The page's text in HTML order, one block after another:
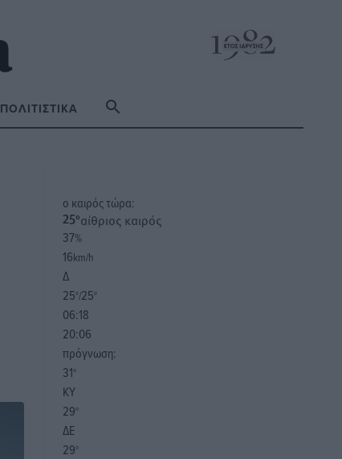
ΠΟΛΙΤΙΣΤΙΚΆ
o καιρός τώρα:
25°αίθριος καιρός
37%
16km/h
Δ
25°/25°
06:18
20:06
πρόγνωση:
31°
ΚΥ
29°
ΔΕ
29°